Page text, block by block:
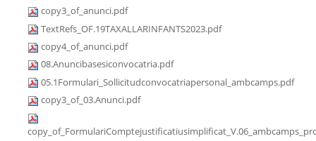
copy3_of_anunci.pdf
TextRefs_OF.19TAXALLARINFANTS2023.pdf
copy4_of_anunci.pdf
08.Anuncibasesiconvocatria.pdf
05.1Formulari_Sollicitudconvocatriapersonal_ambcamps.pdf
copy3_of_03.Anunci.pdf